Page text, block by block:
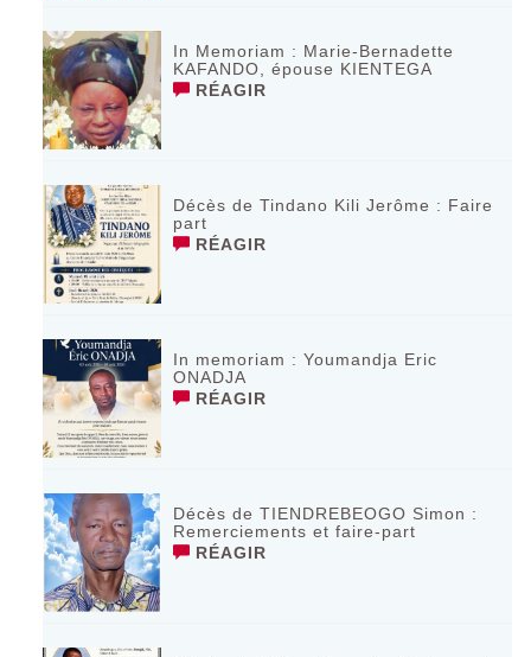
In Memoriam : Marie-Bernadette
KAFANDO, épouse KIENTEGA
RÉAGIR
Décès de Tindano Kili Jerôme : Faire
part
RÉAGIR
In memoriam : Youmandja Eric
ONADJA
RÉAGIR
Décès de TIENDREBEOGO Simon :
Remerciements et faire-part
RÉAGIR